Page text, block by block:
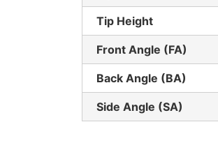
Tip Height
Front Angle (FA)
Back Angle (BA)
Side Angle (SA)